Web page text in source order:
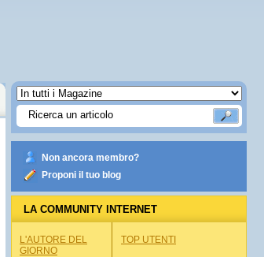
Non ancora membro?
Proponi il tuo blog
LA COMMUNITY INTERNET
L'AUTORE DEL
GIORNO
TOP UTENTI